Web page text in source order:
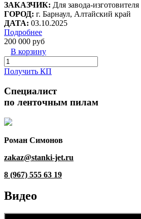
ЗАКАЗЧИК: Для завода-изготовителя
ГОРОД: г. Барнаул, Алтайский край
ДАТА: 03.10.2025
Подробнее
200 000 руб
В корзину
Получить КП
Специалист
по ленточным пилам
Роман Симонов
zakaz@stanki-jet.ru
8 (967) 555 63 19
Видео